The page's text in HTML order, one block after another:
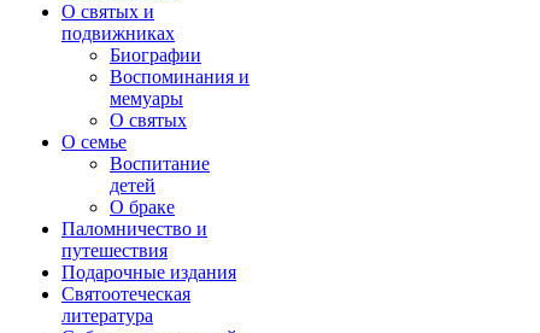
О святых и
подвижниках
Биографии
Воспоминания и
мемуары
О святых
О семье
Воспитание
детей
О браке
Паломничество и
путешествия
Подарочные издания
Святоотеческая
литература